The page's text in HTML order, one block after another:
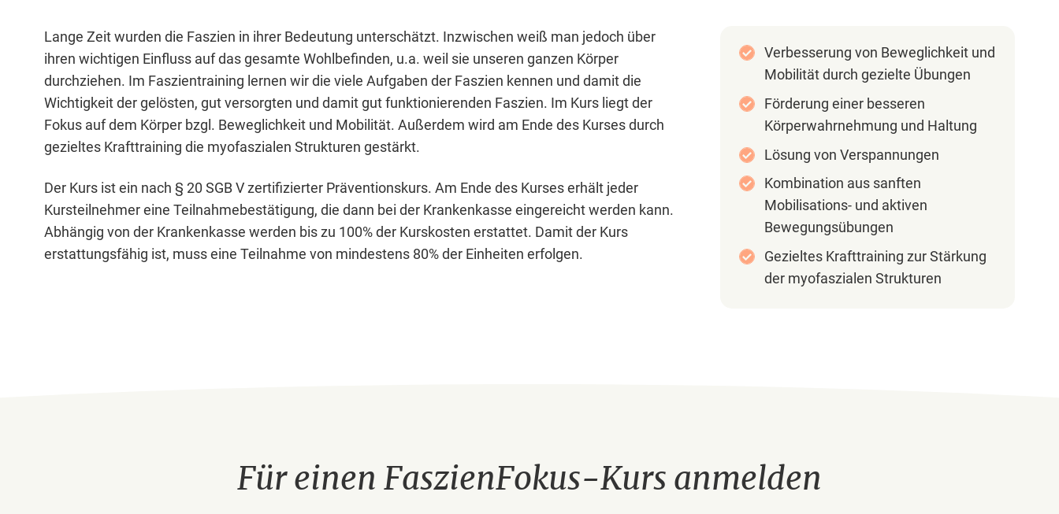
Lange Zeit wurden die Faszien in ihrer Bedeutung unterschätzt. Inzwischen weiß man jedoch über
ihren wichtigen Einfluss auf das gesamte Wohlbefinden, u.a. weil sie unseren ganzen Körper
durchziehen. Im Faszientraining lernen wir die viele Aufgaben der Faszien kennen und damit die
Wichtigkeit der gelösten, gut versorgten und damit gut funktionierenden Faszien. Im Kurs liegt der
Fokus auf dem Körper bzgl. Beweglichkeit und Mobilität. Außerdem wird am Ende des Kurses durch
gezieltes Krafttraining die myofaszialen Strukturen gestärkt.
Der Kurs ist ein nach § 20 SGB V zertifizierter Präventionskurs. Am Ende des Kurses erhält jeder
Kursteilnehmer eine Teilnahmebestätigung, die dann bei der Krankenkasse eingereicht werden kann.
Abhängig von der Krankenkasse werden bis zu 100% der Kurskosten erstattet. Damit der Kurs
erstattungsfähig ist, muss eine Teilnahme von mindestens 80% der Einheiten erfolgen.
Verbesserung von Beweglichkeit und
Mobilität durch gezielte Übungen
Förderung einer besseren
Körperwahrnehmung und Haltung
Lösung von Verspannungen
Kombination aus sanften
Mobilisations- und aktiven
Bewegungsübungen
Gezieltes Krafttraining zur Stärkung
der myofaszialen Strukturen
Für einen FaszienFokus-Kurs anmelden